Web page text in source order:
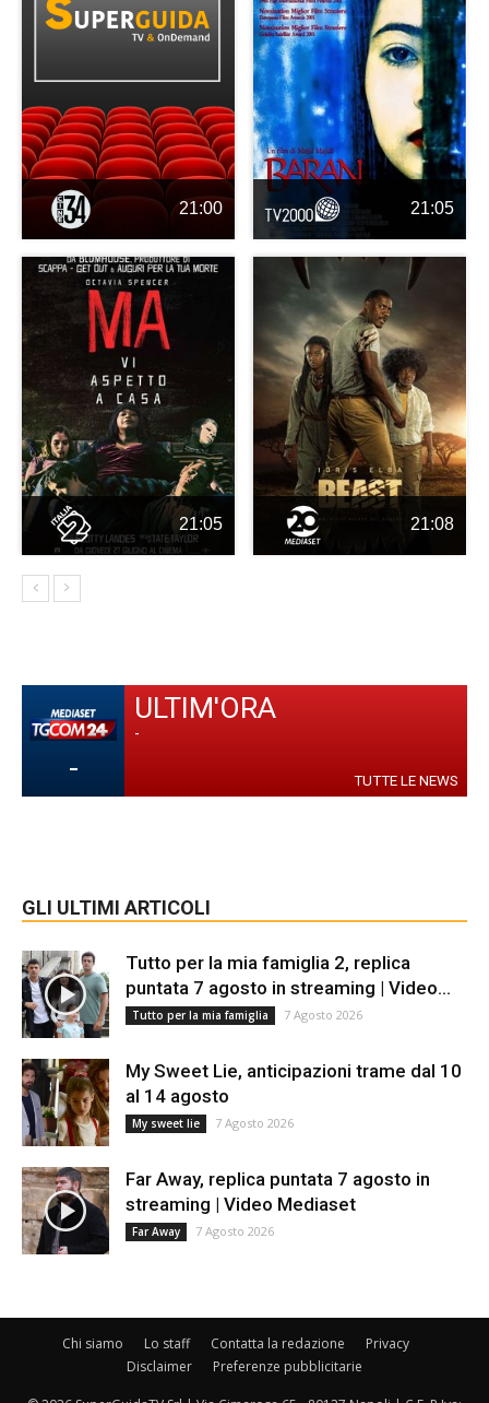
21:00 21:05
21:05 21:08
-
ULTIM'ORA
-
TUTTE LE NEWS
GLI ULTIMI ARTICOLI
Tutto per la mia famiglia 2, replica
puntata 7 agosto in streaming | Video...
Tutto per la mia famiglia 7 Agosto 2026
My Sweet Lie, anticipazioni trame dal 10
al 14 agosto
My sweet lie 7 Agosto 2026
Far Away, replica puntata 7 agosto in
streaming | Video Mediaset
Far Away 7 Agosto 2026
Chi siamo Lo staff Contatta la redazione
Privacy
Disclaimer
Preferenze pubblicitarie